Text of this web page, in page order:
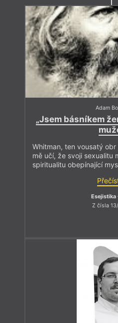
Adam
„Jsem básníkem
Whitman, ten vousatý
mě učí, že svoji sexualitu
spiritualitu obepínající
Esejistika
Z čísla